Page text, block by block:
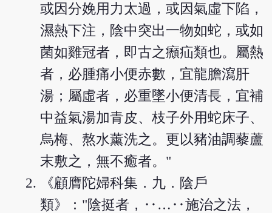
或因分娩用力太過，或因氣虛下陷，
濕熱下注，陰中突出一物如蛇，或如
菌如雞冠者，即古之㿗疝類也。屬熱
者，必腫痛小便赤數，宜龍膽瀉肝
湯；屬虛者，必重墜小便清長，宜補
中益氣湯加青皮、枝子外用蛇床子、
烏梅、熬水薰洗之。更以豬油調藜蘆
末敷之，無不癒者。"
《顧膺陀婦科集．九．陰戶
類》："陰挺者，‥…‥施治之法，